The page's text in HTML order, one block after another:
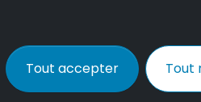
Tout accepter Tout